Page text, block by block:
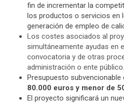
fin de incrementar la
los productos o servicios en
generación de empleo de
Los costes asociados al
simultáneamente ayudas en
convocatoria y de otras
administración o ente público.
Presupuesto subvencionable
80.000 euros y menor de
El proyecto significará un